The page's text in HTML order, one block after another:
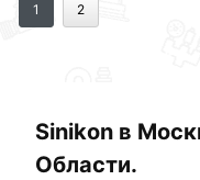
1 2
Sinikon в
Области.